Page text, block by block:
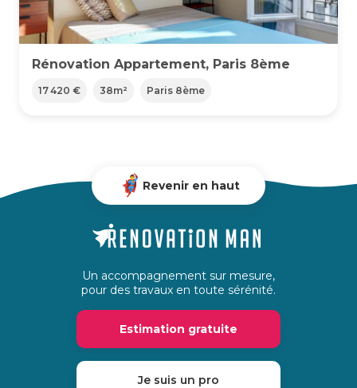
Rénovation Appartement, Paris 8ème
17 420 € 38m² Paris 8ème
Revenir en haut
Un accompagnement sur mesure,
pour des travaux en toute sérénité.
Estimation gratuite
Je suis un pro